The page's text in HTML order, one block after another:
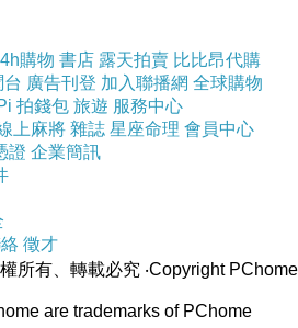
購物 書店 露天拍賣 比比昂代購
廣告刊登 加入聯播網 全球購物
拍錢包 旅遊 服務中心
上麻將 雜誌 星座命理 會員中心
證 企業簡訊
徵才
所有、轉載必究 ‧Copyright PChome
are trademarks of PChome